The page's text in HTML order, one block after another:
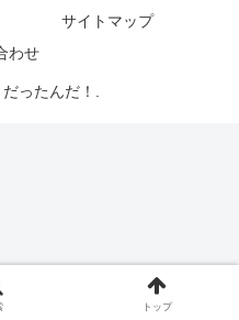
サイトマップ
わせ
ったんだ！.
トップ